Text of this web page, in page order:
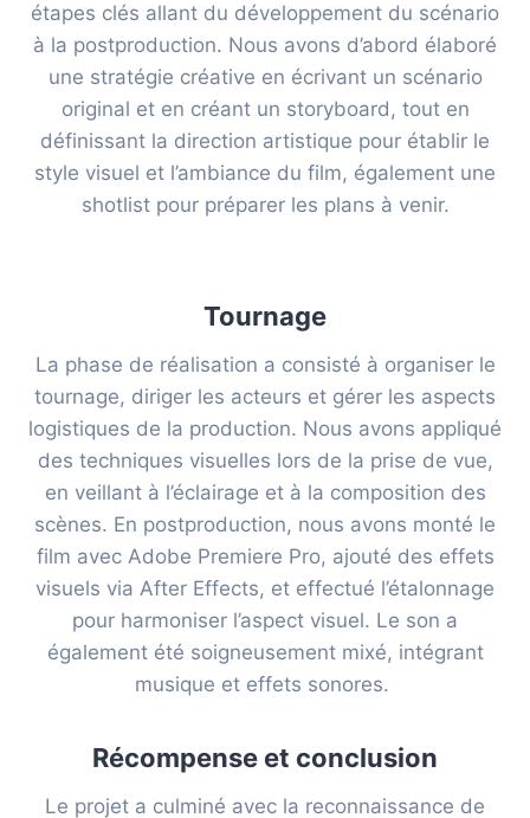
étapes clés allant du développement du scénario
à la postproduction. Nous avons d’abord élaboré
une stratégie créative en écrivant un scénario
original et en créant un storyboard, tout en
définissant la direction artistique pour établir le
style visuel et l’ambiance du film, également une
shotlist pour préparer les plans à venir.
Tournage
La phase de réalisation a consisté à organiser le
tournage, diriger les acteurs et gérer les aspects
logistiques de la production. Nous avons appliqué
des techniques visuelles lors de la prise de vue,
en veillant à l’éclairage et à la composition des
scènes. En postproduction, nous avons monté le
film avec Adobe Premiere Pro, ajouté des effets
visuels via After Effects, et effectué l’étalonnage
pour harmoniser l’aspect visuel. Le son a
également été soigneusement mixé, intégrant
musique et effets sonores.
Récompense et conclusion
Le projet a culminé avec la reconnaissance de